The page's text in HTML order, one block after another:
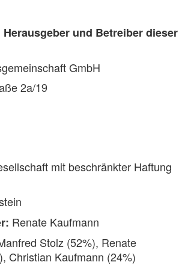
Herausgeber und Betreiber dieser
GmbH
2a/19
mit beschränkter Haftung
Renate Kaufmann
Stolz (52%), Renate
Christian Kaufmann (24%)